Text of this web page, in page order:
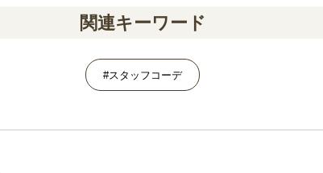
関連キーワード
#スタッフコーデ